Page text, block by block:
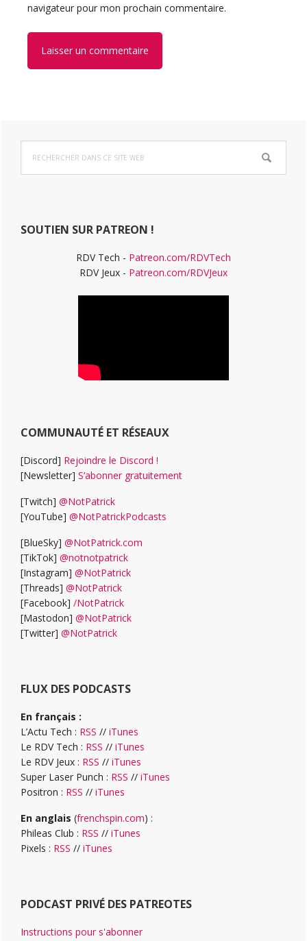
navigateur pour mon prochain commentaire.
Barre
latérale
dans
ce
SOUTIEN SUR PATREON !
RDV Tech - Patreon.com/RDVTech
RDV Jeux - Patreon.com/RDVJeux
COMMUNAUTÉ ET RÉSEAUX
[Discord] Rejoindre le Discord !
[Newsletter] S’abonner gratuitement
[Twitch] @NotPatrick
[YouTube] @NotPatrickPodcasts
[BlueSky] @NotPatrick.com
[TikTok] @notnotpatrick
[Instagram] @NotPatrick
[Threads] @NotPatrick
[Facebook] /NotPatrick
[Mastodon] @NotPatrick
[Twitter] @NotPatrick
FLUX DES PODCASTS
En français :
L’Actu Tech : RSS // iTunes
Le RDV Tech : RSS // iTunes
Le RDV Jeux : RSS // iTunes
Super Laser Punch : RSS // iTunes
Positron : RSS // iTunes
En anglais (frenchspin.com) :
Phileas Club : RSS // iTunes
Pixels : RSS // iTunes
PODCAST PRIVÉ DES PATREOTES
Instructions pour s'abonner